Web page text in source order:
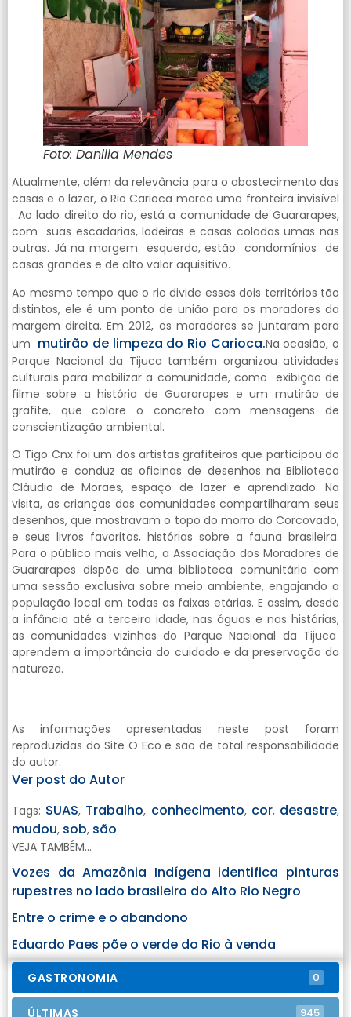
Foto: Danilla Mendes
Atualmente, além da relevância para o abastecimento das
casas e o lazer, o Rio Carioca marca uma fronteira invisível
. Ao lado direito do rio, está a comunidade de Guararapes,
com suas escadarias, ladeiras e casas coladas umas nas
outras. Já na margem esquerda, estão condomínios de
casas grandes e de alto valor aquisitivo.
Ao mesmo tempo que o rio divide esses dois territórios tão
distintos, ele é um ponto de união para os moradores da
margem direita. Em 2012, os moradores se juntaram para
um mutirão de limpeza do Rio Carioca.Na ocasião, o
Parque Nacional da Tijuca também organizou atividades
culturais para mobilizar a comunidade, como exibição de
filme sobre a história de Guararapes e um mutirão de
grafite, que colore o concreto com mensagens de
conscientização ambiental.
O Tigo Cnx foi um dos artistas grafiteiros que participou do
mutirão e conduz as oficinas de desenhos na Biblioteca
Cláudio de Moraes, espaço de lazer e aprendizado. Na
visita, as crianças das comunidades compartilharam seus
desenhos, que mostravam o topo do morro do Corcovado,
e seus livros favoritos, histórias sobre a fauna brasileira.
Para o público mais velho, a Associação dos Moradores de
Guararapes dispõe de uma biblioteca comunitária com
uma sessão exclusiva sobre meio ambiente, engajando a
população local em todas as faixas etárias. E assim, desde
a infância até a terceira idade, nas águas e nas histórias,
as comunidades vizinhas do Parque Nacional da Tijuca
aprendem a importância do cuidado e da preservação da
natureza.
As informações apresentadas neste post foram
reproduzidas do Site O Eco e são de total responsabilidade
do autor.
Ver post do Autor
Tags: SUAS, Trabalho, conhecimento, cor, desastre,
mudou, sob, são
VEJA TAMBÉM...
Vozes da Amazônia Indígena identifica pinturas
rupestres no lado brasileiro do Alto Rio Negro
Entre o crime e o abandono
Eduardo Paes põe o verde do Rio à venda
GASTRONOMIA 0
ÚLTIMAS 945